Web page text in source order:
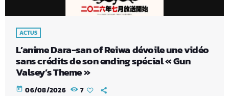
ACTUS
L’anime Dara-san of Reiwa dévoile une vidéo
sans crédits de son ending spécial « Gun
Valsey’s Theme »
today 06/08/2026 7